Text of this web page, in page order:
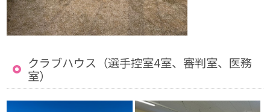
クラブハウス（選手控室4室、審判室、医務
室）